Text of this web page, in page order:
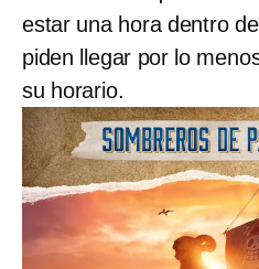
estar una hora dentro
piden llegar por lo
su horario.